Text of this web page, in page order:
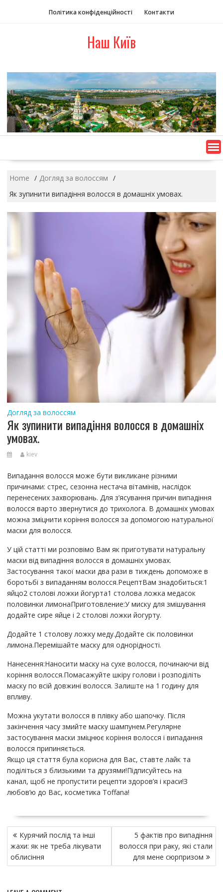
t
Політика конфіденційності Контакти
Наш Київ
Home
Догляд за волоссям
Як зупинити випадіння волосся в домашніх умовах.
Догляд за волоссям
Як зупинити випадіння волосся в домашніх
умовах.
kiev
Випадання волосся може бути викликане різними
причинами: стрес, сезонна нестача вітамінів, наслідок
перенесених захворювань. Для з’ясування причин випадіння
волосся варто звернутися до трихолога. В домашніх умовах
можна зміцнити коріння волосся за допомогою натуральної
маски для волосся.
У цій статті ми розповімо Вам як приготувати натуральну
маски від випадіння волосся в домашніх умовах.
Застосування такої маски два рази в тиждень допоможе в
боротьбі з випаданням волосся.РецептВам знадобиться:1
яйцо2 столові ложки йогурта1 столова ложка медасок
половинки лимонаПриготовление:У миску для змішування
додайте сире яйце і 2 столові ложки йогурту.
Додайте 1 столову ложку меду.Додайте сік половинки
лимона.Перемішайте маску для однорідності.
Нанесення:Наносити маску на сухе волосся, починаючи від
коріння волосся.Помасажуйте шкіру голови і розподіліть
маску по всій довжині волосся. Залиште на 1 годину для
впливу.
Можна укутати волосся в плівку або шапочку. Після
закінчення часу змийте маску шампунем.Регулярне
застосування маски зміцнює коріння волосся і випадання
волосся припиняється.
Якщо ця стаття була корисна для Вас, ставте лайк та
поділіться з близькими та друзями!Підписуйтесь на
канал, щоб не пропустити рецепти здоров’я і краси!З
любов’ю до Вас, косметика Toffana!
Н
а
в
и
а
Курячий послід та інші
жахи: як не треба лікувати
облисіння
5 фактів про випадіння
волосся при раку, які стали
для мене сюрпризом